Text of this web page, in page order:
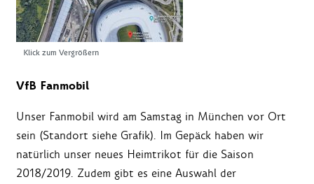
Klick zum Vergrößern
VfB Fanmobil
Unser Fanmobil wird am Samstag in München vor Ort
sein (Standort siehe Grafik). Im Gepäck haben wir
natürlich unser neues Heimtrikot für die Saison
2018/2019. Zudem gibt es eine Auswahl der